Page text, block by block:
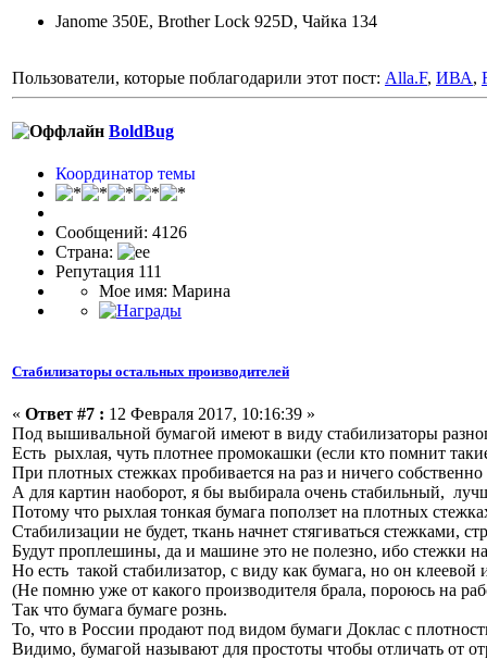
Janome 350E, Brother Lock 925D, Чайка 134
Пользователи, которые поблагодарили этот пост: Alla.F, ИВА,
BoldBug
Координатор темы
Сообщений: 4126
Страна:
Репутация 111
Мое имя: Марина
Стабилизаторы остальных производителей
« Ответ #7 : 12 Февраля 2017, 10:16:39 »
Под вышивальной бумагой имеют в виду стабилизаторы
Есть рыхлая, чуть плотнее промокашки (если кто помнит
При плотных стежках пробивается на раз и ничего собственно
А для картин наоборот, я бы выбирала очень стабильный,
Потому что рыхлая тонкая бумага поползет на плотных
Стабилизации не будет, ткань начнет стягиваться стежками,
Будут проплешины, да и машине это не полезно, ибо стежки
Но есть такой стабилизатор, с виду как бумага, но он
(Не помню уже от какого производителя брала, пороюсь на
Так что бумага бумаге рознь.
То, что в России продают под видом бумаги Доклас с
Видимо, бумагой называют для простоты чтобы отличать от